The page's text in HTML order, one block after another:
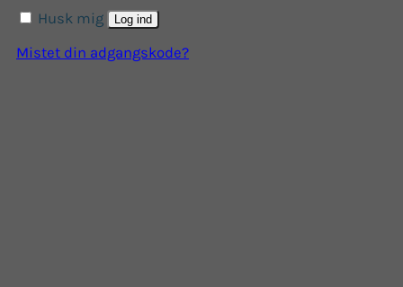
Husk mig Log ind
Mistet din adgangskode?